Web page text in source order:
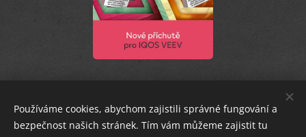
Používáme cookies, abychom zajistili správné fungování a
bezpečnost našich stránek. Tím vám můžeme zajistit tu